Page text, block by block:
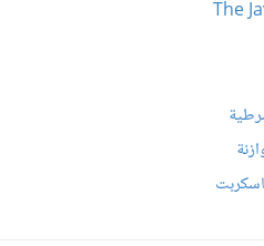
The